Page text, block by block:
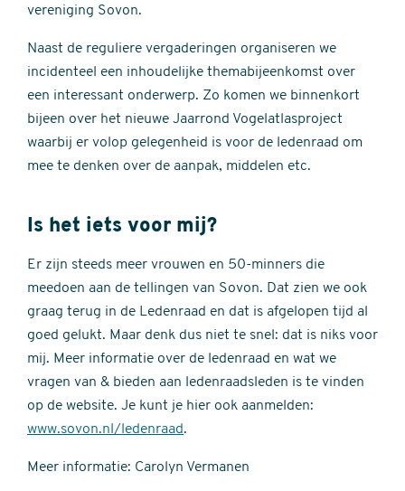
vereniging Sovon.
Naast de reguliere vergaderingen organiseren we
incidenteel een inhoudelijke themabijeenkomst over
een interessant onderwerp. Zo komen we binnenkort
bijeen over het nieuwe Jaarrond Vogelatlasproject
waarbij er volop gelegenheid is voor de ledenraad om
mee te denken over de aanpak, middelen etc.
Is het iets voor mij?
Er zijn steeds meer vrouwen en 50-minners die
meedoen aan de tellingen van Sovon. Dat zien we ook
graag terug in de Ledenraad en dat is afgelopen tijd al
goed gelukt. Maar denk dus niet te snel: dat is niks voor
mij. Meer informatie over de ledenraad en wat we
vragen van & bieden aan ledenraadsleden is te vinden
op de website. Je kunt je hier ook aanmelden:
www.sovon.nl/ledenraad.
Meer informatie: Carolyn Vermanen